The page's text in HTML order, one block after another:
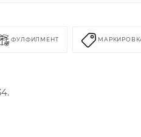
ФУЛФИЛМЕНТ